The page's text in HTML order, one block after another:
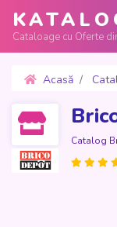
Cataloage cu Oferte
Acasă
Catalog